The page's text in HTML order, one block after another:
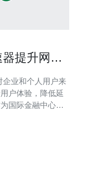
提升网络
户体验，降低延
国际金融中心，
重要。 2. 了